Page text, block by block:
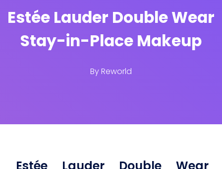
Estée Lauder Double Wear
Stay-in-Place Makeup
ByReworld